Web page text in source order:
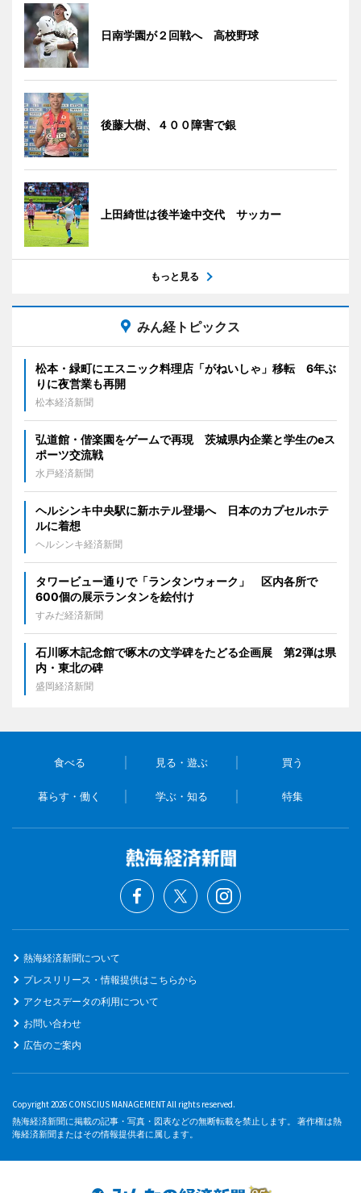
日南学園が２回戦へ 高校野球
後藤大樹、４００障害で銀
上田綺世は後半途中交代 サッカー
もっと見る
みん経トピックス
松本・緑町にエスニック料理店「がねいしゃ」移転 6年ぶ
りに夜営業も再開
松本経済新聞
弘道館・偕楽園をゲームで再現 茨城県内企業と学生のeス
ポーツ交流戦
水戸経済新聞
ヘルシンキ中央駅に新ホテル登場へ 日本のカプセルホテ
ルに着想
ヘルシンキ経済新聞
タワービュー通りで「ランタンウォーク」 区内各所で
600個の展示ランタンを絵付け
すみだ経済新聞
石川啄木記念館で啄木の文学碑をたどる企画展 第2弾は県
内・東北の碑
盛岡経済新聞
食べる 見る・遊ぶ 買う
暮らす・働く 学ぶ・知る 特集
熱海経済新聞について
プレスリリース・情報提供はこちらから
アクセスデータの利用について
お問い合わせ
広告のご案内
Copyright 2026 CONSCIUS MANAGEMENT All rights reserved.
熱海経済新聞に掲載の記事・写真・図表などの無断転載を禁止します。 著作権は熱
海経済新聞またはその情報提供者に属します。